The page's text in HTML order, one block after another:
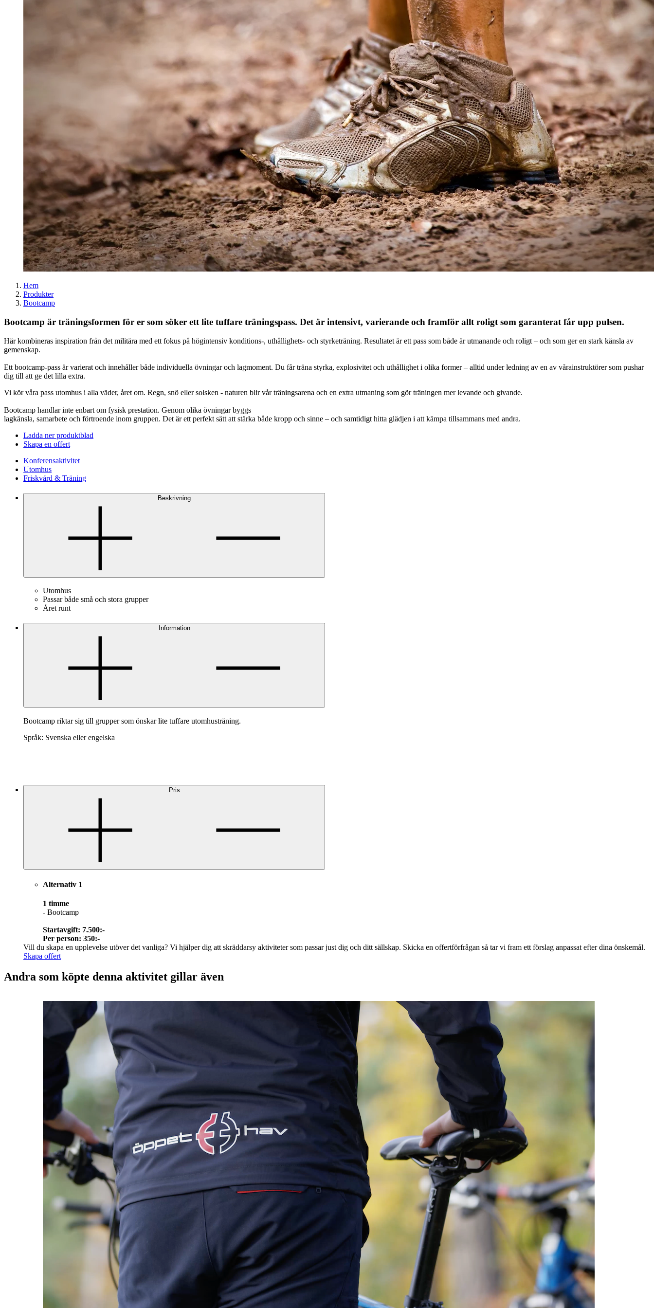
Hem
Produkter
Bootcamp
Bootcamp är träningsformen för er som söker ett lite tuffare träningspass. Det är intensivt, varierande och framför allt roligt som garanterat får upp pulsen.
Här kombineras inspiration från det militära med ett fokus på högintensiv konditions-, uthållighets- och styrketräning. Resultatet är ett pass som både är utmanande och roligt – och som ger en stark känsla av
gemenskap.
Ett bootcamp-pass är varierat och innehåller både individuella övningar och lagmoment. Du får träna styrka, explosivitet och uthållighet i olika former – alltid under ledning av en av vårainstruktörer som pushar
dig till att ge det lilla extra.
Vi kör våra pass utomhus i alla väder, året om. Regn, snö eller solsken - naturen blir vår träningsarena och en extra utmaning som gör träningen mer levande och givande.
Bootcamp handlar inte enbart om fysisk prestation. Genom olika övningar byggs
lagkänsla, samarbete och förtroende inom gruppen. Det är ett perfekt sätt att stärka både kropp och sinne – och samtidigt hitta glädjen i att kämpa tillsammans med andra.
Ladda ner produktblad
Skapa en offert
Konferensaktivitet
Utomhus
Friskvård & Träning
Beskrivning
Utomhus
Passar både små och stora grupper
Året runt
Information
Bootcamp riktar sig till grupper som önskar lite tuffare utomhusträning.
Språk: Svenska eller engelska
Pris
Alternativ 1
1 timme
- Bootcamp
Startavgift: 7.500:-
Per person: 350:-
Vill du skapa en upplevelse utöver det vanliga? Vi hjälper dig att skräddarsy aktiviteter som passar just dig och ditt sällskap. Skicka en offertförfrågan så tar vi fram ett förslag anpassat efter dina önskemål.
Skapa offert
Andra som köpte denna aktivitet gillar även